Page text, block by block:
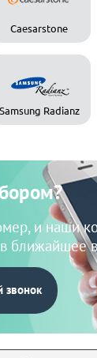
Caesarstone
Samsung Radianz
и наши
ближайшее
звонок